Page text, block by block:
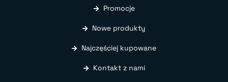
Promocje
Nowe produkty
Najczęściej kupowane
Kontakt z nami